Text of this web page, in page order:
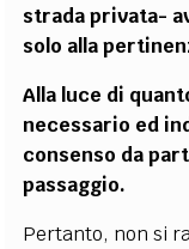
strada privata-
solo alla
Alla luce di
necessario ed
consenso da
passaggio.
Pertanto, non si